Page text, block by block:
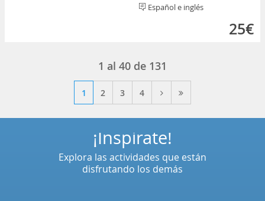
Español e inglés
25€
1 al 40 de 131
1 2 3 4
¡Inspírate!
Explora las actividades que están
disfrutando los demás